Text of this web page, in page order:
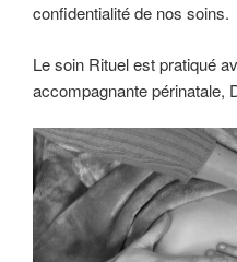
confidentialité de nos soins.
Le soin Rituel est pratiqué
accompagnante périnatale,